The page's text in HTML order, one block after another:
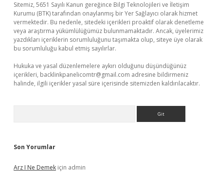
Sitemiz, 5651 Sayılı Kanun gereğince Bilgi Teknolojileri ve İletişim
Kurumu (BTK) tarafından onaylanmış bir Yer Sağlayıcı olarak hizmet
vermektedir. Bu nedenle, sitedeki içerikleri proaktif olarak denetleme
veya araştırma yükümlülüğümüz bulunmamaktadır. Ancak, üyelerimiz
yazdıkları içeriklerin sorumluluğunu taşımakta olup, siteye üye olarak
bu sorumluluğu kabul etmiş sayılırlar.
Hukuka ve yasal düzenlemelere aykırı olduğunu düşündüğünüz
içerikleri, backlinkpanelicomtr@gmail.com adresine bildirmeniz
halinde, ilgili içerikler yasal süre içerisinde sitemizden kaldırılacaktır.
Son Yorumlar
Arz I Ne Demek için admin